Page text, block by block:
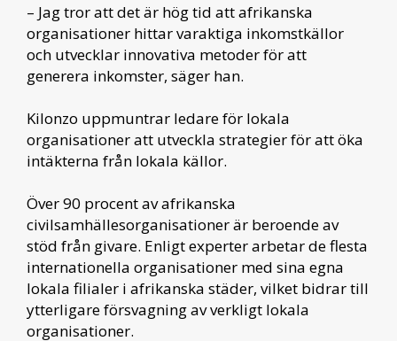
– Jag tror att det är hög tid att afrikanska
organisationer hittar varaktiga inkomstkällor
och utvecklar innovativa metoder för att
generera inkomster, säger han.
Kilonzo uppmuntrar ledare för lokala
organisationer att utveckla strategier för att öka
intäkterna från lokala källor.
Över 90 procent av afrikanska
civilsamhällesorganisationer är beroende av
stöd från givare. Enligt experter arbetar de flesta
internationella organisationer med sina egna
lokala filialer i afrikanska städer, vilket bidrar till
ytterligare försvagning av verkligt lokala
organisationer.